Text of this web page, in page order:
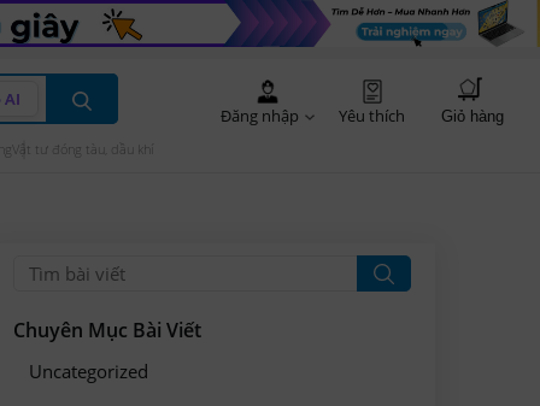
AI
Đăng nhập Yêu thích Giỏ hàng
Vật tư đóng tàu, dầu khí
Chuyên Mục Bài Viết
Uncategorized